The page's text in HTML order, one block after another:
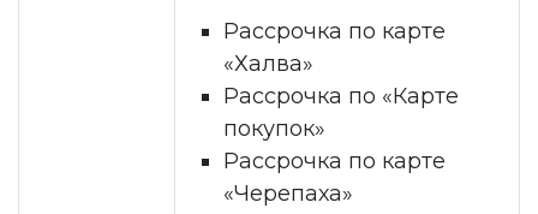
Рассрочка по карте
«Халва»
Рассрочка по «Карте
покупок»
Рассрочка по карте
«Черепаха»